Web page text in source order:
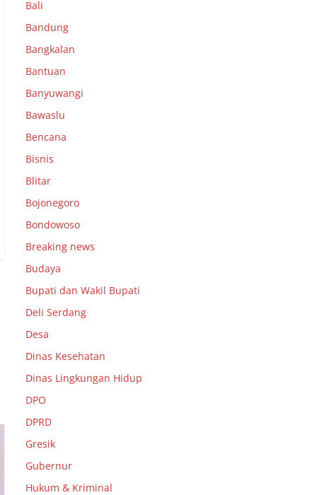
Bali
Bandung
Bangkalan
Bantuan
Banyuwangi
Bawaslu
Bencana
Bisnis
Blitar
Bojonegoro
Bondowoso
Breaking news
Budaya
Bupati dan Wakil Bupati
Deli Serdang
Desa
Dinas Kesehatan
Dinas Lingkungan Hidup
DPO
DPRD
Gresik
Gubernur
Hukum & Kriminal